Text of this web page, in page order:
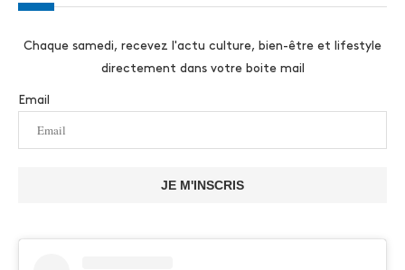
Chaque samedi, recevez l'actu culture, bien-être et lifestyle
directement dans votre boite mail
Email
JE M'INSCRIS